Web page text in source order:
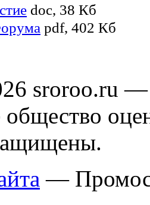
doc, 38 Кб
pdf, 402 Кб
sroroo.ru —
общество
—